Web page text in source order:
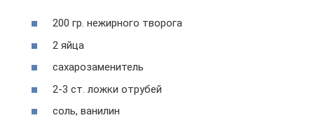
200 гр. нежирного творога
2 яйца
сахарозаменитель
2-3 ст. ложки отрубей
соль, ванилин